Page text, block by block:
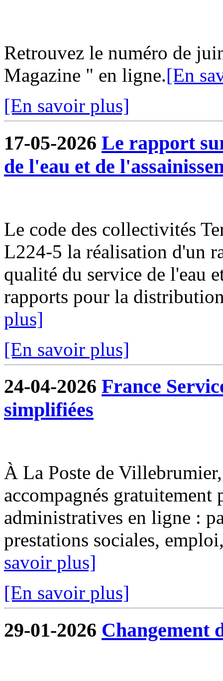
Retrouvez le numéro de
Magazine " en ligne.[En
[En savoir plus]
17-05-2026 Le rapport
de l'eau et de
Le code des collectivités
L224-5 la réalisation d'un
qualité du service de l'eau
rapports pour la
plus]
[En savoir plus]
24-04-2026 France
simplifiées
À La Poste de
accompagnés gratuitement
administratives en ligne :
prestations sociales,
savoir plus]
[En savoir plus]
29-01-2026 Changement